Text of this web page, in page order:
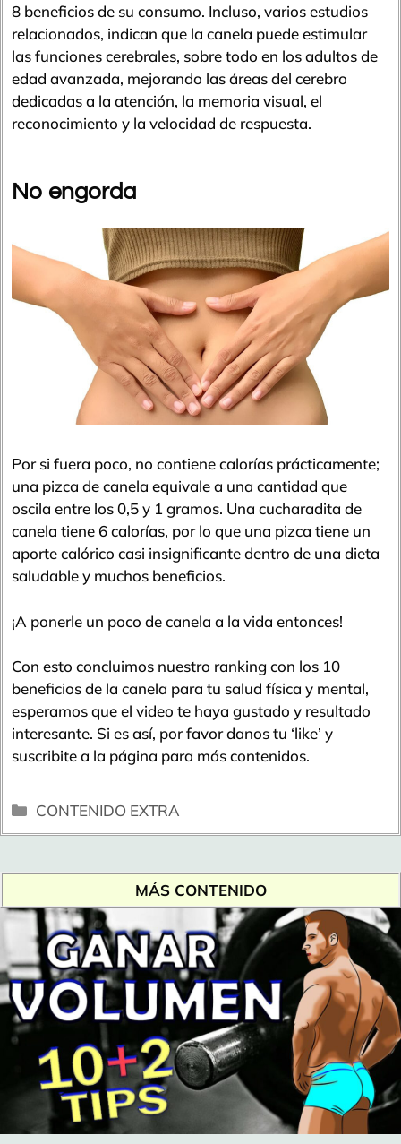
8 beneficios de su consumo. Incluso, varios estudios
relacionados, indican que la canela puede estimular
las funciones cerebrales, sobre todo en los adultos de
edad avanzada, mejorando las áreas del cerebro
dedicadas a la atención, la memoria visual, el
reconocimiento y la velocidad de respuesta.
No engorda
Por si fuera poco, no contiene calorías prácticamente;
una pizca de canela equivale a una cantidad que
oscila entre los 0,5 y 1 gramos. Una cucharadita de
canela tiene 6 calorías, por lo que una pizca tiene un
aporte calórico casi insignificante dentro de una dieta
saludable y muchos beneficios.
¡A ponerle un poco de canela a la vida entonces!
Con esto concluimos nuestro ranking con los 10
beneficios de la canela para tu salud física y mental,
esperamos que el video te haya gustado y resultado
interesante. Si es así, por favor danos tu ‘like’ y
suscribite a la página para más contenidos.
Categorías
CONTENIDO EXTRA
MÁS CONTENIDO